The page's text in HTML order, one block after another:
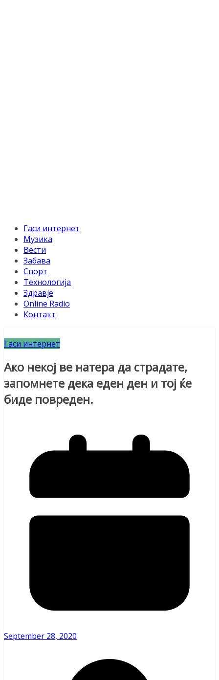
Гаси интернет
Музика
Вести
Забава
Спорт
Технологија
Здравје
Online Radio
Контакт
Гаси интернет
Ако некој ве натера да страдате,
запомнете дека еден ден и тој ќе
биде повреден.
September 28, 2020